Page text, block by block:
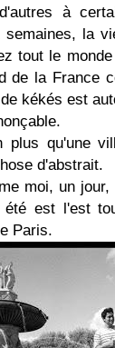
à
la
tout le
de la France
kékés est
plus qu'une
d'abstrait.
moi, un
est l'est
Paris.